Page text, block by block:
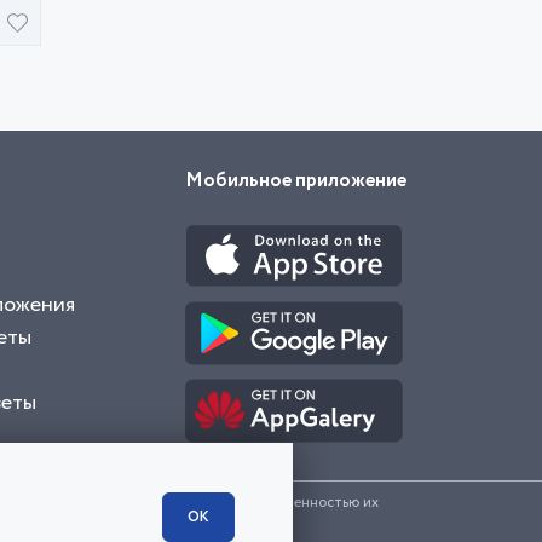
Мобильное приложение
на сайте являются собственностью их
ОК